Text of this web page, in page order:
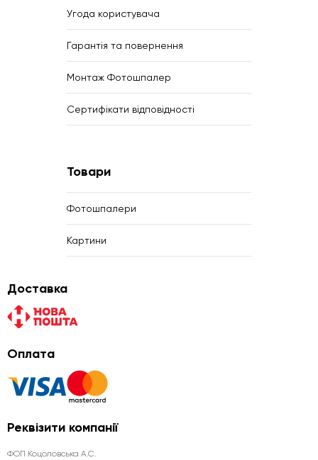
Угода користувача
Гарантія та повернення
Монтаж Фотошпалер
Сертифікати відповідності
Товари
Фотошпалери
Картини
Доставка
Оплата
Реквізити компанії
ФОП Коцоловська А.С.